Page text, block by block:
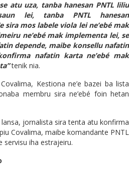
atu uza, tanba hanesan PNTL liliu
lei, tanba PNTL hanesan
sira mos labele viola lei ne’ebé mak
ne’ebé mak implementa lei, se
depende, maibe konsellu nafatin
nafatin karta ne’ebé mak
tenik nia.
Kestiona ne’e bazei ba lista
membru sira ne’ebé foin hetan
jornalista sira tenta atu konfirma
Covalima, maibe komandante PNTL
servisu iha estrajeiru.